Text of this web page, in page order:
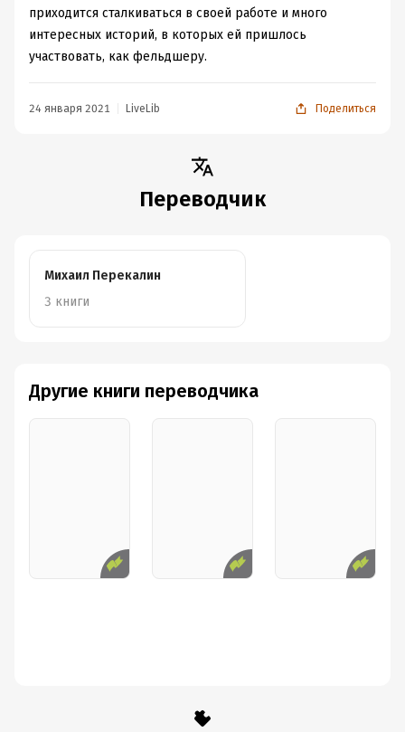
приходится сталкиваться в своей работе и много
интересных историй, в которых ей пришлось
участвовать, как фельдшеру.
24 января 2021 LiveLib Поделиться
Переводчик
Михаил Перекалин
3 книги
Другие книги переводчика